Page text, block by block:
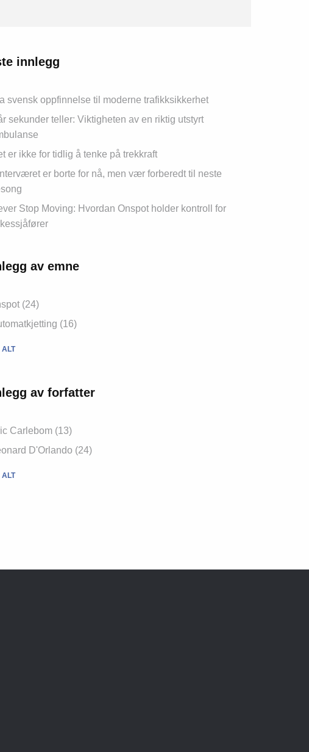
innlegg
svensk oppfinnelse til moderne trafikksikkerhet
sekunder teller: Viktigheten av en riktig utstyrt
er ikke for tidlig å tenke på trekkraft
er borte for nå, men vær forberedt til neste
Stop Moving: Hvordan Onspot holder kontroll for
av emne
(24)
(16)
ALT
av forfatter
Carlebom (13)
D'Orlando (24)
ALT